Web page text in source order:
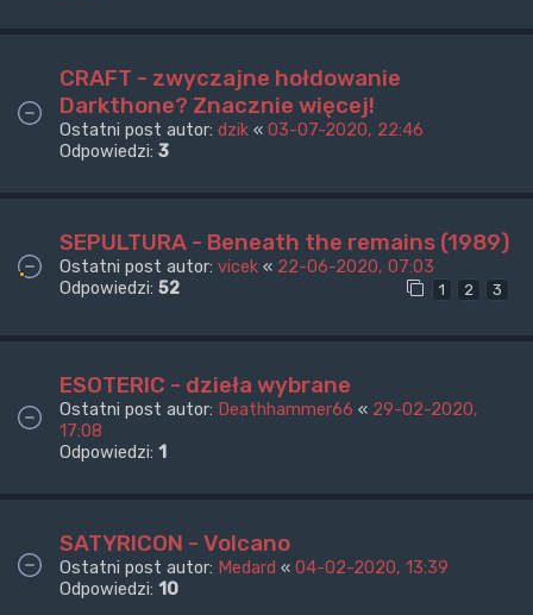
CRAFT - zwyczajne hołdowanie
Darkthone? Znacznie więcej!
Ostatni post autor: dzik « 03-07-2020, 22:46
Odpowiedzi: 3
SEPULTURA - Beneath the remains (1989)
Ostatni post autor: vicek « 22-06-2020, 07:03
Odpowiedzi: 52 1 2 3
ESOTERIC - dzieła wybrane
Ostatni post autor: Deathhammer66 « 29-02-2020,
17:08
Odpowiedzi: 1
SATYRICON - Volcano
Ostatni post autor: Medard « 04-02-2020, 13:39
Odpowiedzi: 10